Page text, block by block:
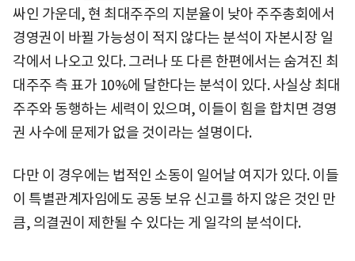
싸인 가운데, 현 최대주주의 지분율이 낮아 주주총회에서
경영권이 바뀔 가능성이 적지 않다는 분석이 자본시장 일
각에서 나오고 있다. 그러나 또 다른 한편에서는 숨겨진 최
대주주 측 표가 10%에 달한다는 분석이 있다. 사실상 최대
주주와 동행하는 세력이 있으며, 이들이 힘을 합치면 경영
권 사수에 문제가 없을 것이라는 설명이다.
다만 이 경우에는 법적인 소동이 일어날 여지가 있다. 이들
이 특별관계자임에도 공동 보유 신고를 하지 않은 것인 만
큼, 의결권이 제한될 수 있다는 게 일각의 분석이다.